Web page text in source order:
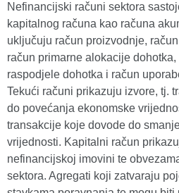
Nefinancijski računi sektora
kapitalnog računa kao računa
uključuju račun proizvodnje,
račun primarne alokacije
raspodjele dohotka i račun
Tekući računi prikazuju izvore, tj.
do povećanja ekonomske
transakcije koje dovode do
vrijednosti. Kapitalni račun
nefinancijskoj imovini te
sektora. Agregati koji zatvaraju